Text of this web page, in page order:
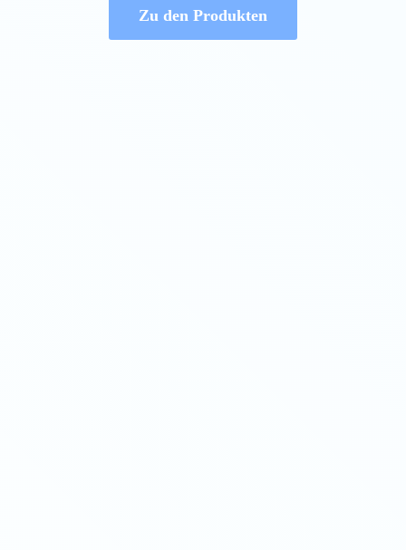
Zu den Produkten